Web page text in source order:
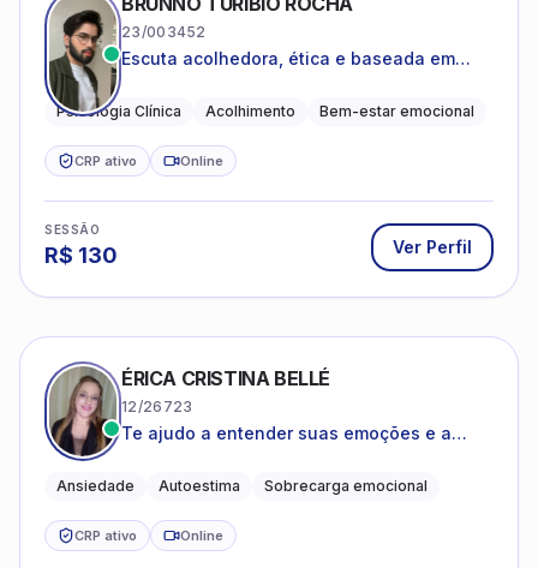
23/003452
Escuta acolhedora, ética e baseada em
Psicologia Clínica Acolhimento Bem-estar emocional
CRP ativo Online
SESSÃO
R$ 130 Ver Perfil
ÉRICA CRISTINA BELLÉ
12/26723
Te ajudo a entender suas emoções e a
que você está vivendo
Ansiedade Autoestima Sobrecarga emocional
CRP ativo Online